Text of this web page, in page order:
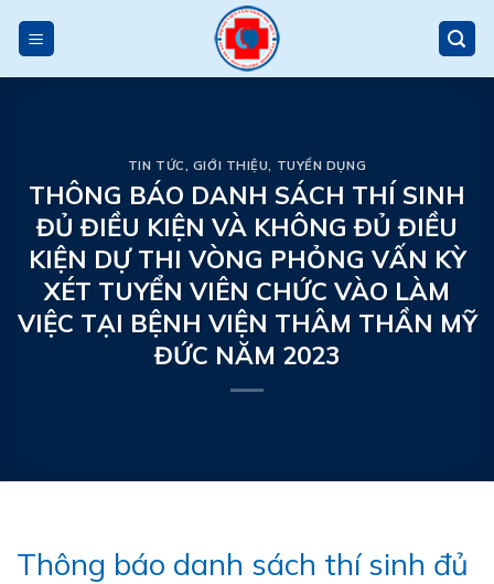
TIN TỨC, GIỚI THIỆU, TUYỂN DỤNG
THÔNG BÁO DANH SÁCH THÍ SINH
ĐỦ ĐIỀU KIỆN VÀ KHÔNG ĐỦ ĐIỀU
KIỆN DỰ THI VÒNG PHỎNG VẤN KỲ
XÉT TUYỂN VIÊN CHỨC VÀO LÀM
VIỆC TẠI BỆNH VIỆN THÂM THẦN MỸ
ĐỨC NĂM 2023
Thông báo danh sách thí sinh đủ